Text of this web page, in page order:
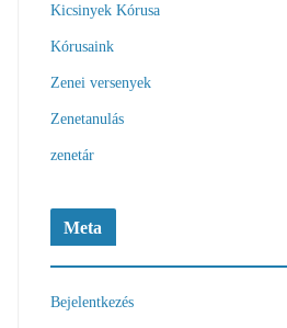
Kicsinyek Kórusa
Kórusaink
Zenei versenyek
Zenetanulás
zenetár
Meta
Bejelentkezés